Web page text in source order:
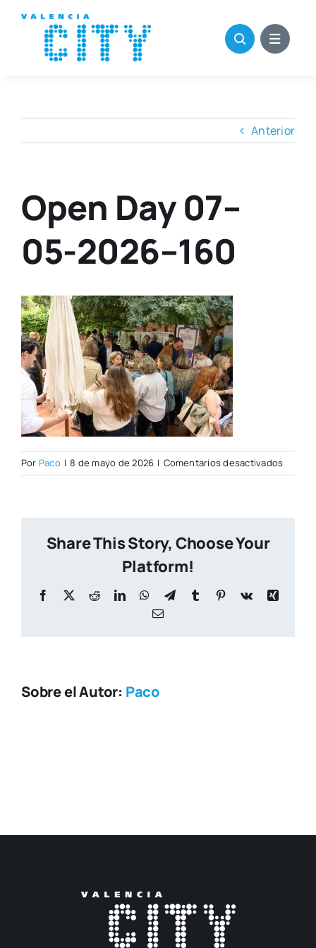
contenido
Anterior
Open Day 07–
05-2026–160
Por Paco | 8 de mayo de 2026 | Comentarios desactivadosen
Open
Share This Story, Choose Your
Platform!
Facebook
X RedditLinkedInWhatsApp
TelegramTumblr Pinterest
Vk
Xing
Correo
Sobre el Autor: Paco